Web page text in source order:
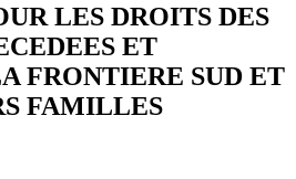
LES DROITS DES
ET
FRONTIERE SUD ET
FAMILLES